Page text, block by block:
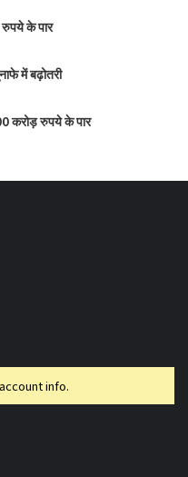
रुपये के पार
में बढ़ोतरी
करोड़ रुपये के पार
info.